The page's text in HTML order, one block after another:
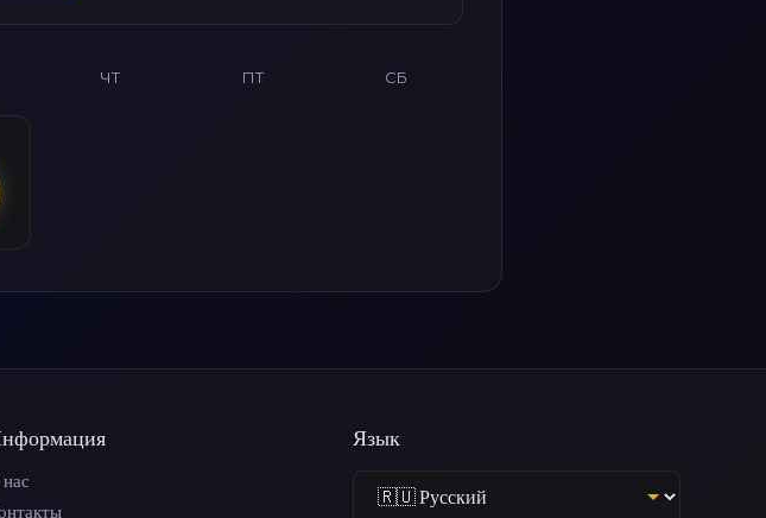
ЧТ ПТ СБ
Язык